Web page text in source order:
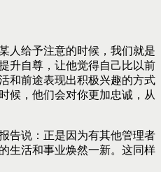
人给予注意的时候，我们就是
升自尊，让他觉得自己比以前
和前途表现出积极兴趣的方式
候，他们会对你更加忠诚，从
告说：正是因为有其他管理者
生活和事业焕然一新。这同样